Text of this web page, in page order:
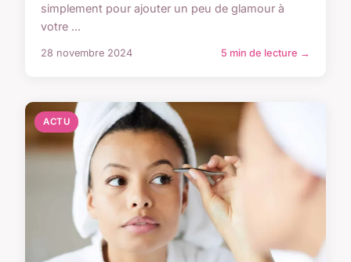
simplement pour ajouter un peu de glamour à
votre ...
28 novembre 2024 5 min de lecture →
ACTU